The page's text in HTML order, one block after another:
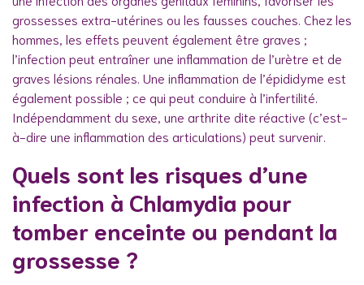
grossesses extra-utérines ou les fausses couches. Chez les
hommes, les effets peuvent également être graves ;
l’infection peut entraîner une inflammation de l’urètre et de
graves lésions rénales. Une inflammation de l’épididyme est
également possible ; ce qui peut conduire à l’infertilité.
Indépendamment du sexe, une arthrite dite réactive (c’est-
à-dire une inflammation des articulations) peut survenir.
Quels sont les risques d’une
infection à Chlamydia pour
tomber enceinte ou pendant la
grossesse ?